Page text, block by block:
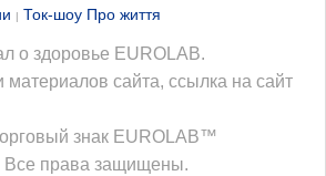
Ток-шоу Про життя
о здоровье EUROLAB.
материалов сайта, ссылка на сайт
знак EUROLAB™
Все права защищены.